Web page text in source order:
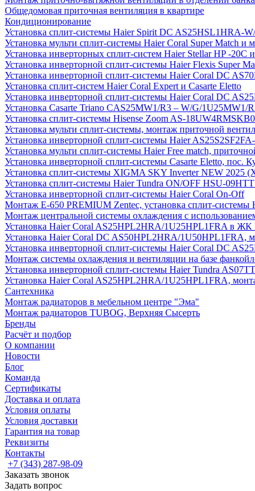
Общедомовая приточная вентиляция в квартире
Кондиционирование
Установка сплит-системы Haier Spirit DC AS25HSL1HRA-
Установка мульти сплит-системы Haier Coral Super Match
Установка инверторных сплит-систем Haier Stellar HP -20С
Установка инверторной сплит-системы Haier Flexis Super
Установка инверторной сплит-системы Haier Coral DC
Установка сплит-систем Haier Coral Expert и Casarte Eletto
Установка инверторной сплит-системы Haier Coral DC
Установка Casarte Triano CAS25MW1/R3 – W/G/1U25MW1/
Установка сплит-системы Hisense Zoom AS-
Установка мульти сплит-системы, монтаж приточной
Установка инверторной сплит-системы Haier
Установка мульти сплит-системы Haier Free match,
Установка инверторной сплит-системы Casarte Eletto, пос.
Установка сплит-системы XIGMA SKY Inverter NEW 2025
Установка сплит-системы Haier Tundra ON/OFF HSU-
Установка инверторной сплит-системы Haier Coral On-Off
Монтаж E-650 PREMIUM Zentec, установка сплит-
Монтаж центральной системы охлаждения с
Установка Haier Coral AS25HPL2HRA/1U25HPL1FRA в
Установка Haier Coral DC AS50HPL2HRA/1U50HPL1FRA,
Установка инверторной сплит-системы Haier Coral DC
Монтаж системы охлаждения и вентиляции на базе
Установка инверторной сплит-системы Haier Tundra
Установка Haier Coral AS25HPL2HRA/1U25HPL1FRA,
Сантехника
Монтаж радиаторов в мебельном центре "Эма"
Монтаж радиаторов TUBOG, Верхняя Сысерть
Бренды
Расчёт и подбор
О компании
Новости
Блог
Команда
Сертификаты
Доставка и оплата
Условия оплаты
Условия доставки
Гарантия на товар
Реквизиты
Контакты
+7 (343) 287-98-09
Заказать звонок
Задать вопрос